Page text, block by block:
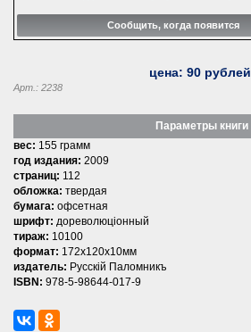
цена: 90 рублей
Арт.: 2238
Параметры книги
вес: 155 грамм
год издания: 2009
страниц: 112
обложка: твердая
бумага: офсетная
шрифт: дореволюцiонный
тираж: 10100
формат: 172x120x10мм
издатель: Русскiй Паломникъ
ISBN: 978-5-98644-017-9